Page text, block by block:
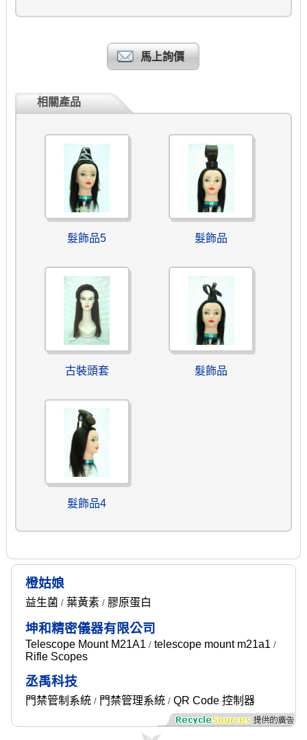
馬上詢價
相關產品
髮飾品5 髮飾品
古裝頭套 髮飾品
髮飾品4
橙姑娘
益生菌 / 葉黃素/ 膠原蛋白
坤和精密儀器有限公司
Telescope Mount M21A1 / telescope mount m21a1 /
Rifle Scopes
丞禹科技
門禁管制系統/ 門禁管理系統/ QR Code 控制器